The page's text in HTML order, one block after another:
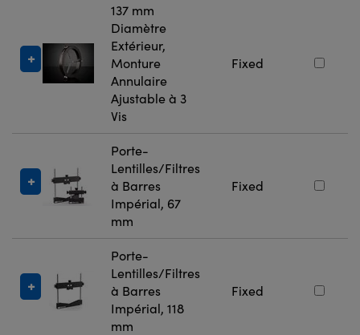
137 mm
Diamètre
Extérieur,
Monture
Annulaire
Ajustable à 3
Vis
Fixed
Porte-
Lentilles/Filtres
à Barres
Impérial, 67
mm
Fixed
Porte-
Lentilles/Filtres
à Barres
Impérial, 118
mm
Fixed